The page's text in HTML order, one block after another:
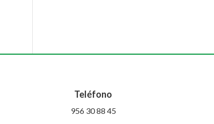
Teléfono
956 30 88 45